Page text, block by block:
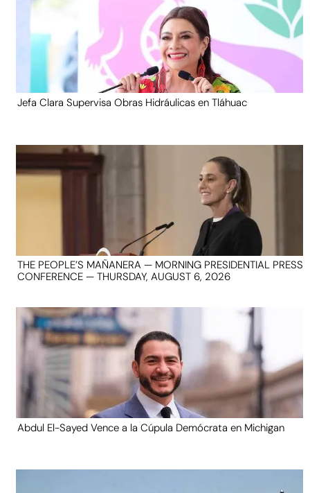
Jefa Clara Supervisa Obras Hidráulicas en Tláhuac
THE PEOPLE’S MAÑANERA — MORNING PRESIDENTIAL PRESS
CONFERENCE — THURSDAY, AUGUST 6, 2026
Abdul El-Sayed Vence a la Cúpula Demócrata en Michigan